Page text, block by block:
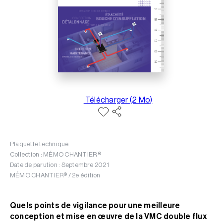
Télécharger (2 Mo)
Plaquette technique
Collection : MÉMO CHANTIER ®
Date de parution : Septembre 2021
MÉMO CHANTIER® / 2e édition
Quels points de vigilance pour une meilleure
conception et mise en œuvre de la VMC double flux